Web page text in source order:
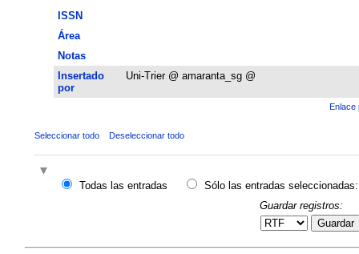
ISSN
Área
Notas
Insertado
por
Uni-Trier @ amaranta_sg @
Enlace
Seleccionar todo Deseleccionar todo
Todas las entradas
Sólo las entradas seleccionadas:
Guardar registros:
Guardar